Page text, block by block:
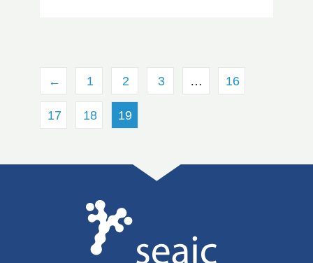
← 1 2 3 … 16
17 18 19